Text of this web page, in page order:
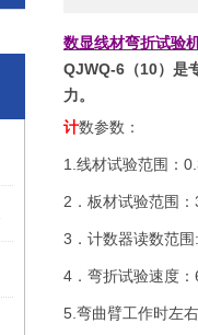
数显线材弯折试验
QJWQ-6（10）是
力。
计数参数：
1.线材试验范围：
2．板材试验范围：
3．计数器读数范围
4．弯折试验速度：
5.弯曲臂工作时左